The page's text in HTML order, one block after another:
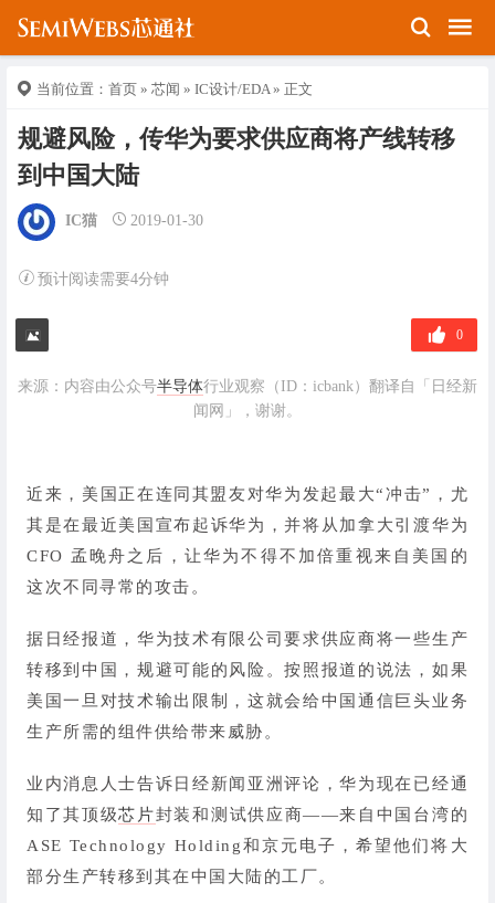
当前位置： 首页 » 芯闻 » IC设计/EDA» 正文
规避风险，传华为要求供应商将产线转移
到中国大陆
IC猫 2019-01-30
预计阅读需要4分钟
0
来源：内容由公众号半导体行业观察（ID：icbank）翻译自「 日经新
闻网 」，谢谢。
近来，美国正在连同其盟友对华为发起最大“冲击”，尤
其是在最近美国宣布起诉华为，并将从加拿大引渡华为
CFO 孟晚舟之后，让华为不得不加倍重视来自美国的
这次不同寻常的攻击。
据日经报道，华为技术有限公司要求供应商将一些生产
转移到中国，规避可能的风险。按照报道的说法，如果
美国一旦对技术输出限制，这就会给中国通信巨头业务
生产所需的组件供给带来威胁。
业内消息人士告诉日经新闻亚洲评论，华为现在已经通
知了其顶级芯片封装和测试供应商——来自中国台湾的
ASE Technology Holding和京元电子，希望他们将大
部分生产转移到其在中国大陆的工厂。